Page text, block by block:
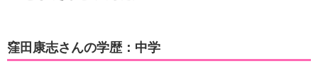
窪田康志さんの学歴：中学